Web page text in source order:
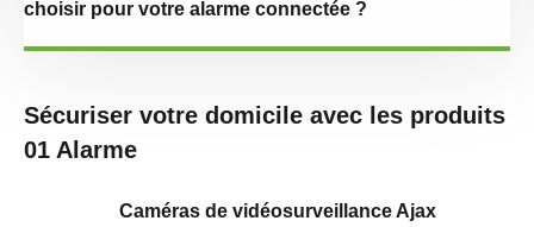
choisir pour votre alarme connectée ?
Sécuriser votre domicile avec les produits
01 Alarme
Caméras de vidéosurveillance Ajax